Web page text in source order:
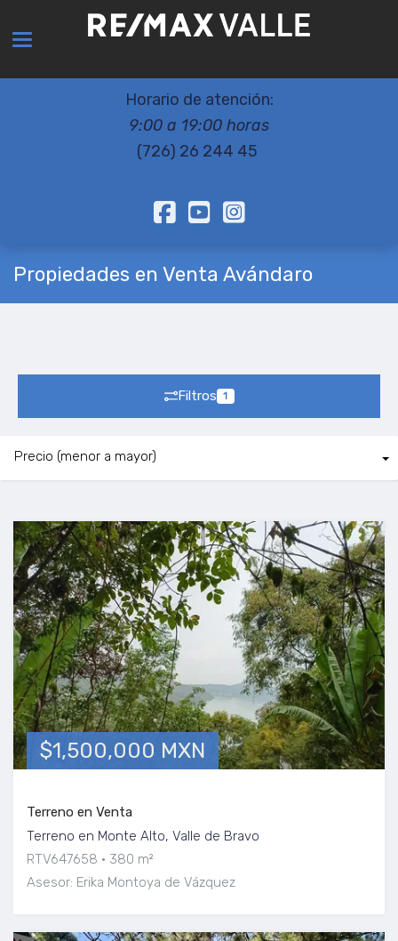
Toggle navigation
Horario de atención:
9:00 a 19:00 horas
(726) 26 244 45
Propiedades en Venta Avándaro
Filtros 1
$1,500,000 MXN
Terreno en Venta
Terreno en Monte Alto, Valle de Bravo
RTV647658
380 m²
Asesor: Erika Montoya de Vázquez